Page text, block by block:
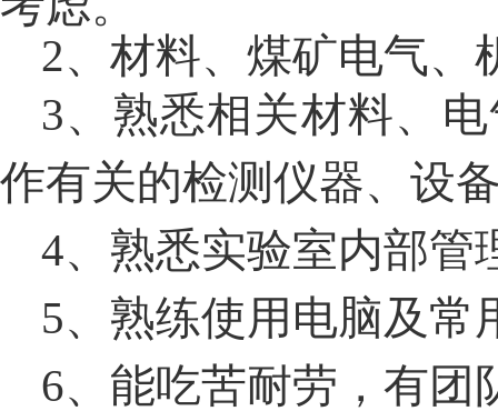
2、 材料、煤矿电气、
3、熟悉相关材料、
作有关的检测仪器、设
4、熟悉实验室内部管
5、熟练使用电脑及常
6、能吃苦耐劳，有团